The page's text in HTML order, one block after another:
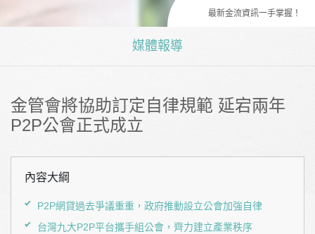
最新金流資訊一手掌握！
媒體報導
金管會將協助訂定自律規範 延宕兩年
P2P公會正式成立
內容大綱
P2P網貸過去爭議重重，政府推動設立公會加強自律
台灣九大P2P平台攜手組公會，齊力建立產業秩序